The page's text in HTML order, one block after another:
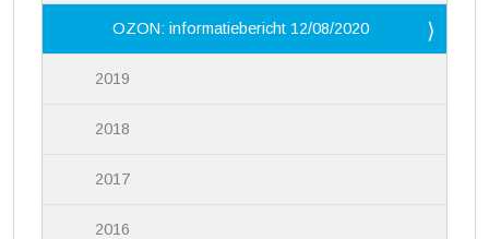
OZON: informatiebericht 12/08/2020
2019
2018
2017
2016